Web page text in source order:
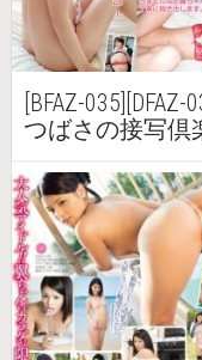
[BFAZ-
つばさの接写倶